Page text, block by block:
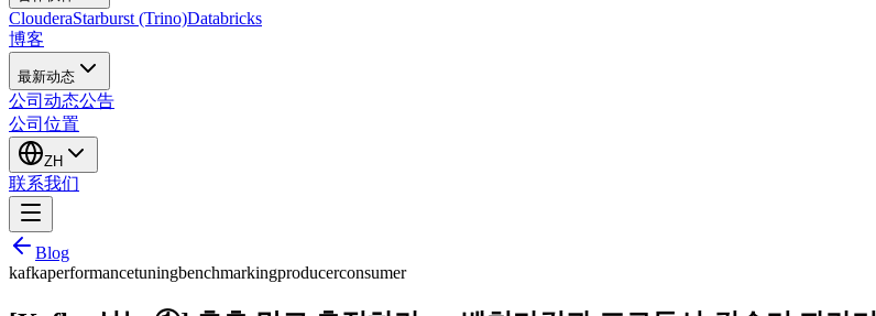
ClouderaStarburst (Trino)Databricks
博客
最新动态
公司动态公告
公司位置
ZH
联系我们
Blog
kafkaperformancetuningbenchmarkingproducerconsumer